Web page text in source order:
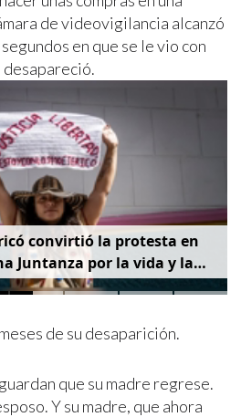
de videovigilancia alcanzó
en que se le vio con
convirtió la protesta en
Juntanza por la vida y la
de su desaparición.
que su madre regrese.
Y su madre, que ahora